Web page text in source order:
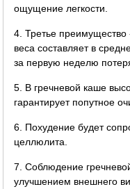
ощущение легкости.
4. Третье преимущество
веса составляет в
за первую неделю
5. В гречневой каше
гарантирует попутное
6. Похудение будет
целлюлита.
7. Соблюдение
улучшением внешнего